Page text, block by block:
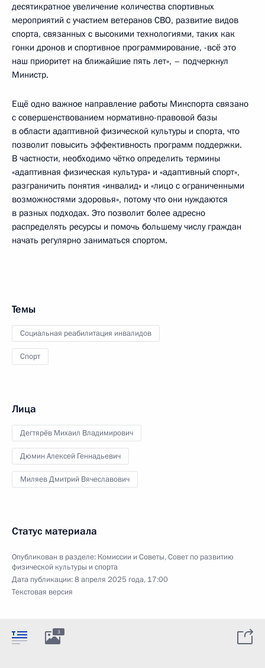
десятикратное увеличение количества спортивных
мероприятий с участием ветеранов СВО, развитие видов
спорта, связанных с высокими технологиями, таких как
гонки дронов и спортивное программирование, -всё это
наш приоритет на ближайшие пять лет», – подчеркнул
Министр.
Ещё одно важное направление работы Минспорта связано
с совершенствованием нормативно-правовой базы
в области адаптивной физической культуры и спорта, что
позволит повысить эффективность программ поддержки.
В частности, необходимо чётко определить термины
«адаптивная физическая культура» и «адаптивный спорт»,
разграничить понятия «инвалид» и «лицо с ограниченными
возможностями здоровья», потому что они нуждаются
в разных подходах. Это позволит более адресно
распределять ресурсы и помочь большему числу граждан
начать регулярно заниматься спортом.
Темы
Социальная реабилитация инвалидов
Спорт
Лица
Дегтярёв Михаил Владимирович
Дюмин Алексей Геннадьевич
Миляев Дмитрий Вячеславович
Статус материала
Опубликован в разделе: Комиссии и Советы,Совет по развитию
физической культуры и спорта
Дата публикации:8 апреля 2025 года, 17:00
Текстовая версия
3